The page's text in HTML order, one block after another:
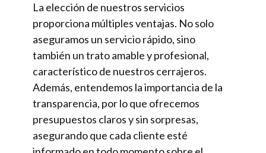
La elección de nuestros servicios
proporciona múltiples ventajas. No solo
aseguramos un servicio rápido, sino
también un trato amable y profesional,
característico de nuestros cerrajeros.
Además, entendemos la importancia de la
transparencia, por lo que ofrecemos
presupuestos claros y sin sorpresas,
asegurando que cada cliente esté